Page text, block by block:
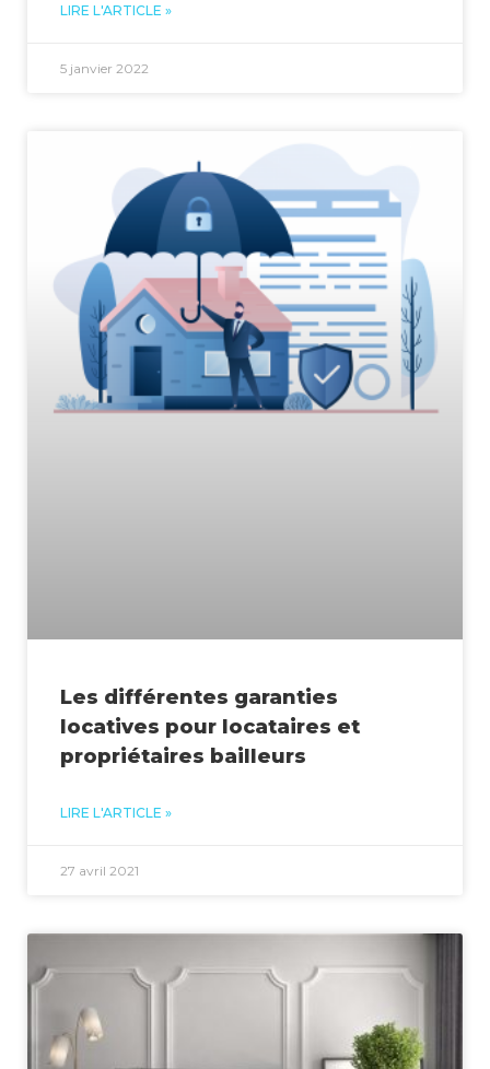
LIRE L'ARTICLE »
5 janvier 2022
Les différentes garanties
locatives pour locataires et
propriétaires bailleurs
LIRE L'ARTICLE »
27 avril 2021